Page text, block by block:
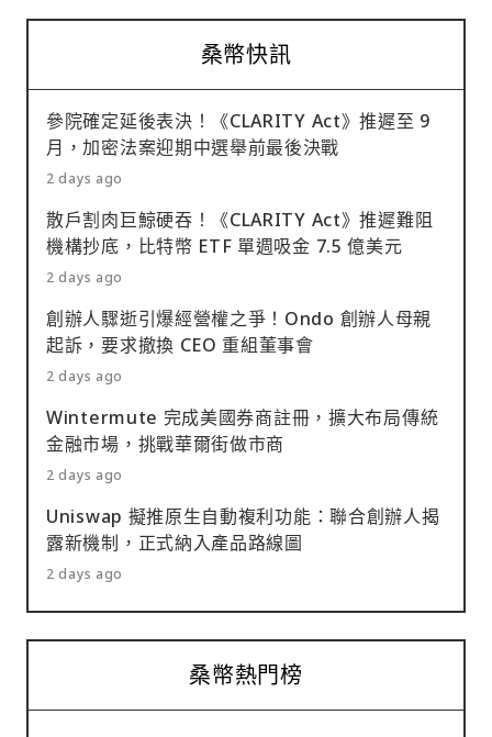
桑幣快訊
參院確定延後表決！《CLARITY Act》推遲至 9
月，加密法案迎期中選舉前最後決戰
2 days ago
散戶割肉巨鯨硬吞！《CLARITY Act》推遲難阻
機構抄底，比特幣 ETF 單週吸金 7.5 億美元
2 days ago
創辦人驟逝引爆經營權之爭！Ondo 創辦人母親
起訴，要求撤換 CEO 重組董事會
2 days ago
Wintermute 完成美國券商註冊，擴大布局傳統
金融市場，挑戰華爾街做市商
2 days ago
Uniswap 擬推原生自動複利功能：聯合創辦人揭
露新機制，正式納入產品路線圖
2 days ago
桑幣熱門榜